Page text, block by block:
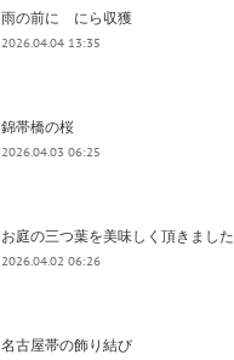
雨の前に にら収獲
2026.04.04 13:35
錦帯橋の桜
2026.04.03 06:25
お庭の三つ葉を美味しく頂きました
2026.04.02 06:26
名古屋帯の飾り結び